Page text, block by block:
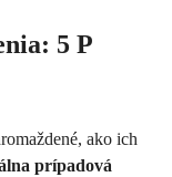
5 P
ako ich
prípadová